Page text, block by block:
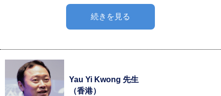
続きを見る
Yau Yi Kwong 先生
（香港）